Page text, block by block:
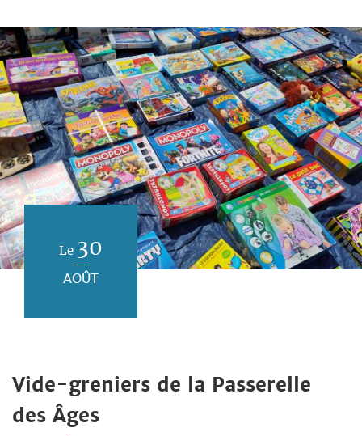
Le 30
AOÛT
Vide-greniers de la Passerelle
des Âges